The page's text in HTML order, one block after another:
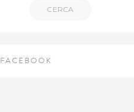
CERCA
FACEBOOK